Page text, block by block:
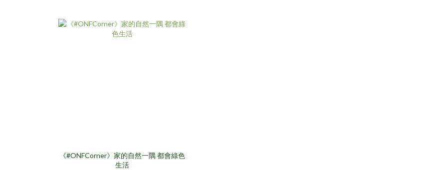
《#ONFCorner》家的自然一隅 都會綠色
生活